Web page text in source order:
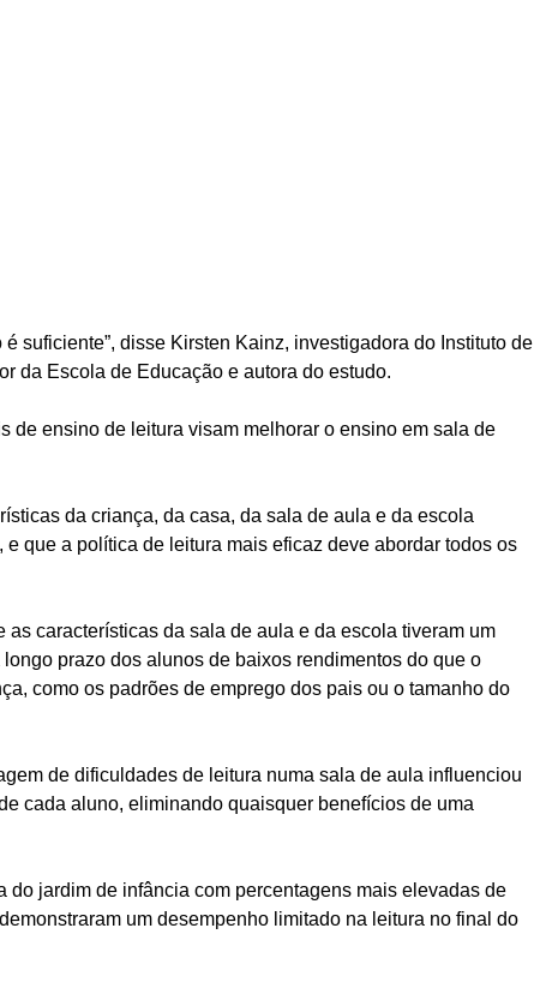
suficiente”, disse Kirsten Kainz, investigadora do Instituto de
da Escola de Educação e autora do estudo.
de ensino de leitura visam melhorar o ensino em sala de
da criança, da casa, da sala de aula e da escola
que a política de leitura mais eficaz deve abordar todos os
as características da sala de aula e da escola tiveram um
prazo dos alunos de baixos rendimentos do que o
como os padrões de emprego dos pais ou o tamanho do
de dificuldades de leitura numa sala de aula influenciou
cada aluno, eliminando quaisquer benefícios de uma
do jardim de infância com percentagens mais elevadas de
um desempenho limitado na leitura no final do